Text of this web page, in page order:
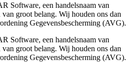
Software, een handelsnaam van
groot belang. Wij houden ons dan
Gegevensbescherming (AVG).
Software, een handelsnaam van
groot belang. Wij houden ons dan
Gegevensbescherming (AVG).